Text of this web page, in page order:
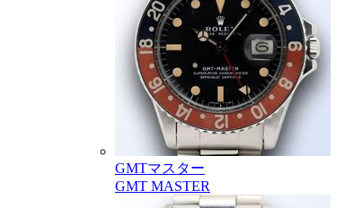
GMTマスター
GMT MASTER